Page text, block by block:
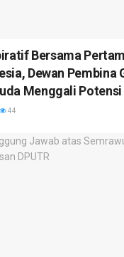
Bersama
Dewan Pembina
Menggali Potensi
44